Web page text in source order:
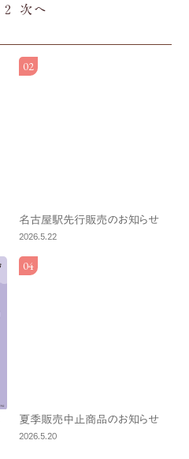
2
名古屋駅先行販売のお知らせ
2026.5.22
夏季販売中止商品のお知らせ
2026.5.20